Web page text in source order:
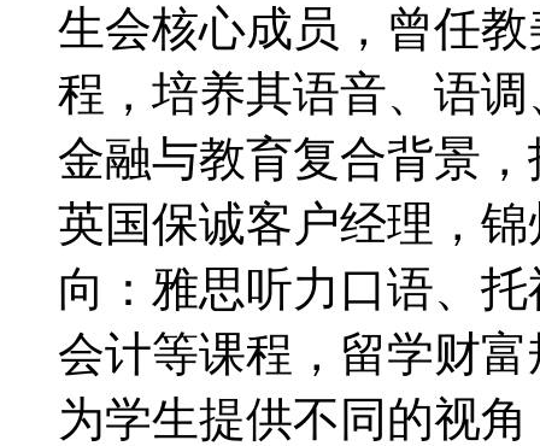
生会核心成员，曾任
程，培养其语音、语
金融与教育复合背景
英国保诚客户经理，
向：雅思听力口语、
会计等课程，留学财
为学生提供不同的视